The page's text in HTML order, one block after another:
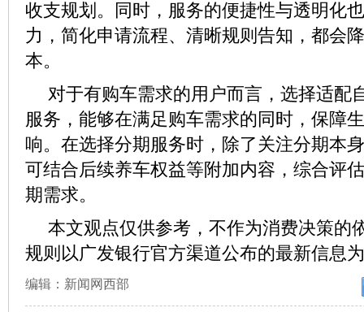
收支规划。同时，服务的便捷性与透明化
力，简化申请流程、清晰规则告知，都会
本。
对于有购车需求的用户而言，选择适配
服务，能够在满足购车需求的同时，保障
响。在选择分期服务时，除了关注分期本
可结合后续养车权益等附加内容，综合评
期需求。
本文观点仅供参考，不作为消费决策的
规则以广发银行官方渠道公布的最新信息
编辑：新闻网西部